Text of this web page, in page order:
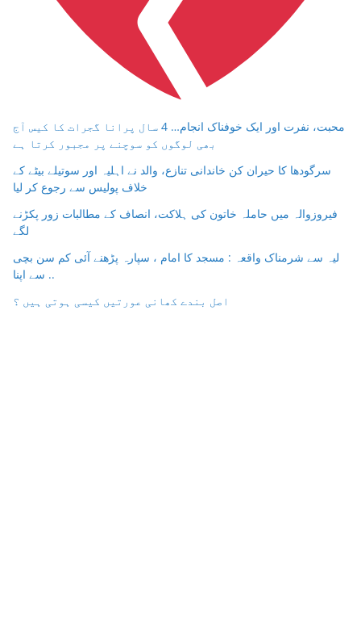
محبت، نفرت اور ایک خوفناک انجام… 4 سال پرانا گجرات کا کیس آج
بھی لوگوں کو سوچنے پر مجبور کرتا ہے
سرگودھا کا حیران کن خاندانی تنازع، والد نے اہلیہ اور سوتیلے بیٹے کے
خلاف پولیس سے رجوع کر لیا
فیروزوالہ میں حاملہ خاتون کی ہلاکت، انصاف کے مطالبات زور پکڑنے
لگے
لیہ سے شرمناک واقعہ : مسجد کا امام ، سپارہ پڑھنے آئی کم سن بچی
سے اپنا ..
اصل بندے کھانی عورتیں کیسی ہوتی ہیں ؟